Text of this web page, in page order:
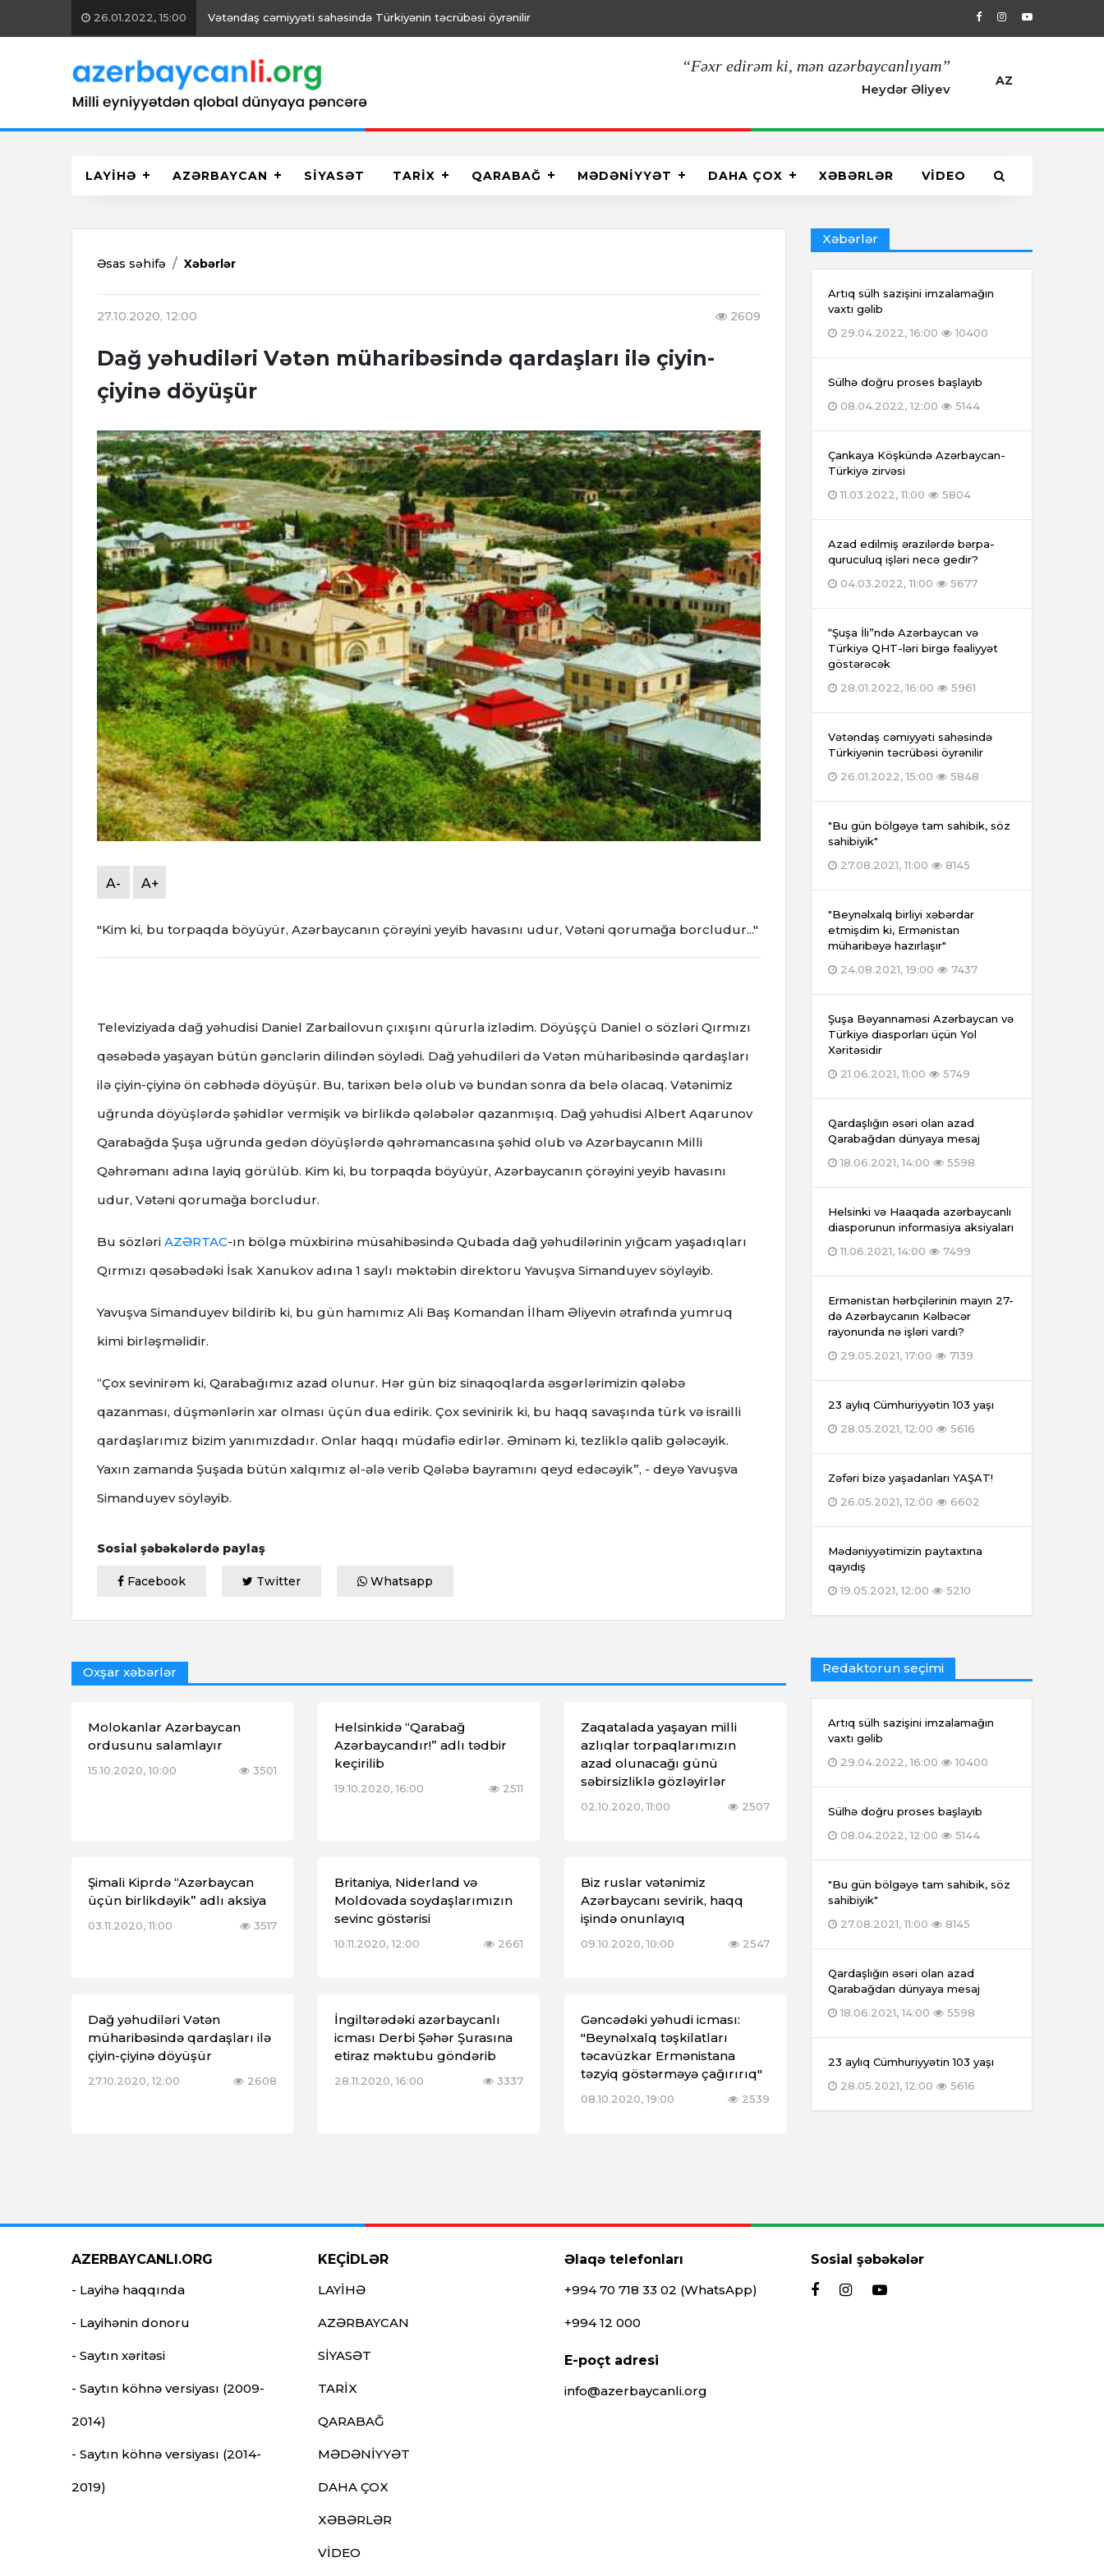
26.01.2022, 15:00 Vətəndaş cəmiyyəti sahəsində Türkiyənin təcrübəsi öyrənilir 29.04.2022, 16:00 Artıq sülh
“Fəxr edirəm ki, mən azərbaycanlıyam”
Heydər Əliyev
AZ
LAYİHƏ AZƏRBAYCAN SİYASƏT TARİX QARABAĞ MƏDƏNİYYƏT DAHA ÇOX XƏBƏRLƏR VİDEO
Əsas səhifə Xəbərlər
27.10.2020, 12:00 2609
Dağ yəhudiləri Vətən müharibəsində qardaşları ilə çiyin-
çiyinə döyüşür
A- A+
"Kim ki, bu torpaqda böyüyür, Azərbaycanın çörəyini yeyib havasını udur, Vətəni qorumağa borcludur..."
Televiziyada dağ yəhudisi Daniel Zarbailovun çıxışını qürurla izlədim. Döyüşçü Daniel o sözləri Qırmızı
qəsəbədə yaşayan bütün gənclərin dilindən söylədi. Dağ yəhudiləri də Vətən müharibəsində qardaşları
ilə çiyin-çiyinə ön cəbhədə döyüşür. Bu, tarixən belə olub və bundan sonra da belə olacaq. Vətənimiz
uğrunda döyüşlərdə şəhidlər vermişik və birlikdə qələbələr qazanmışıq. Dağ yəhudisi Albert Aqarunov
Qarabağda Şuşa uğrunda gedən döyüşlərdə qəhrəmancasına şəhid olub və Azərbaycanın Milli
Qəhrəmanı adına layiq görülüb. Kim ki, bu torpaqda böyüyür, Azərbaycanın çörəyini yeyib havasını
udur, Vətəni qorumağa borcludur.
Bu sözləri AZƏRTAC-ın bölgə müxbirinə müsahibəsində Qubada dağ yəhudilərinin yığcam yaşadıqları
Qırmızı qəsəbədəki İsak Xanukov adına 1 saylı məktəbin direktoru Yavuşva Simanduyev söyləyib.
Yavuşva Simanduyev bildirib ki, bu gün hamımız Ali Baş Komandan İlham Əliyevin ətrafında yumruq
kimi birləşməlidir.
“Çox sevinirəm ki, Qarabağımız azad olunur. Hər gün biz sinaqoqlarda əsgərlərimizin qələbə
qazanması, düşmənlərin xar olması üçün dua edirik. Çox sevinirik ki, bu haqq savaşında türk və israilli
qardaşlarımız bizim yanımızdadır. Onlar haqqı müdafiə edirlər. Əminəm ki, tezliklə qalib gələcəyik.
Yaxın zamanda Şuşada bütün xalqımız əl-ələ verib Qələbə bayramını qeyd edəcəyik”, - deyə Yavuşva
Simanduyev söyləyib.
Sosial şəbəkələrdə paylaş
Facebook Twitter Whatsapp
Oxşar xəbərlər
Molokanlar Azərbaycan
ordusunu salamlayır
15.10.2020, 10:00 3501
Helsinkidə “Qarabağ
Azərbaycandır!” adlı tədbir
keçirilib
19.10.2020, 16:00 2511
Zaqatalada yaşayan milli
azlıqlar torpaqlarımızın
azad olunacağı günü
səbirsizliklə gözləyirlər
02.10.2020, 11:00 2507
Şimali Kiprdə “Azərbaycan
üçün birlikdəyik” adlı aksiya
03.11.2020, 11:00 3517
Britaniya, Niderland və
Moldovada soydaşlarımızın
sevinc göstərisi
10.11.2020, 12:00 2661
Biz ruslar vətənimiz
Azərbaycanı sevirik, haqq
işində onunlayıq
09.10.2020, 10:00 2547
Dağ yəhudiləri Vətən
müharibəsində qardaşları ilə
çiyin-çiyinə döyüşür
27.10.2020, 12:00 2608
İngiltərədəki azərbaycanlı
icması Derbi Şəhər Şurasına
etiraz məktubu göndərib
28.11.2020, 16:00 3337
Gəncədəki yəhudi icması:
"Beynəlxalq təşkilatları
təcavüzkar Ermənistana
təzyiq göstərməyə çağırırıq"
08.10.2020, 19:00 2539
Xəbərlər
Artıq sülh sazişini imzalamağın
vaxtı gəlib
29.04.2022, 16:00
10400
Sülhə doğru proses başlayıb
08.04.2022, 12:00
5144
Çankaya Köşkündə Azərbaycan-
Türkiyə zirvəsi
11.03.2022, 11:00
5804
Azad edilmiş ərazilərdə bərpa-
quruculuq işləri necə gedir?
04.03.2022, 11:00
5677
“Şuşa İli”ndə Azərbaycan və
Türkiyə QHT-ləri birgə fəaliyyət
göstərəcək
28.01.2022, 16:00
5961
Vətəndaş cəmiyyəti sahəsində
Türkiyənin təcrübəsi öyrənilir
26.01.2022, 15:00
5848
"Bu gün bölgəyə tam sahibik, söz
sahibiyik"
27.08.2021, 11:00
8145
"Beynəlxalq birliyi xəbərdar
etmişdim ki, Ermənistan
müharibəyə hazırlaşır"
24.08.2021, 19:00
7437
Şuşa Bəyannaməsi Azərbaycan və
Türkiyə diasporları üçün Yol
Xəritəsidir
21.06.2021, 11:00
5749
Qardaşlığın əsəri olan azad
Qarabağdan dünyaya mesaj
18.06.2021, 14:00
5598
Helsinki və Haaqada azərbaycanlı
diasporunun informasiya aksiyaları
11.06.2021, 14:00
7499
Ermənistan hərbçilərinin mayın 27-
də Azərbaycanın Kəlbəcər
rayonunda nə işləri vardı?
29.05.2021, 17:00
7139
23 aylıq Cümhuriyyətin 103 yaşı
28.05.2021, 12:00
5616
Zəfəri bizə yaşadanları YAŞAT!
26.05.2021, 12:00
6602
Mədəniyyətimizin paytaxtına
qayıdış
19.05.2021, 12:00
5210
Redaktorun seçimi
Artıq sülh sazişini imzalamağın
vaxtı gəlib
29.04.2022, 16:00
10400
Sülhə doğru proses başlayıb
08.04.2022, 12:00
5144
"Bu gün bölgəyə tam sahibik, söz
sahibiyik"
27.08.2021, 11:00
8145
Qardaşlığın əsəri olan azad
Qarabağdan dünyaya mesaj
18.06.2021, 14:00
5598
23 aylıq Cümhuriyyətin 103 yaşı
28.05.2021, 12:00
5616
AZERBAYCANLI.ORG
- Layihə haqqında
- Layihənin donoru
- Saytın xəritəsi
- Saytın köhnə versiyası (2009-
2014)
- Saytın köhnə versiyası (2014-
2019)
KEÇİDLƏR
LAYİHƏ
AZƏRBAYCAN
SİYASƏT
TARİX
QARABAĞ
MƏDƏNİYYƏT
DAHA ÇOX
XƏBƏRLƏR
VİDEO
Əlaqə telefonları
+994 70 718 33 02 (WhatsApp)
+994 12 000
E-poçt adresi
info@azerbaycanli.org
Sosial şəbəkələr